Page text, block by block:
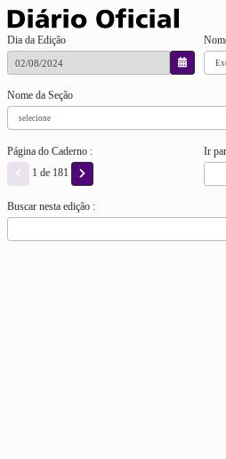
Dia da Edição
Nome da Seção
Página do Caderno :
1 de 181
Ir
Buscar nesta edição :